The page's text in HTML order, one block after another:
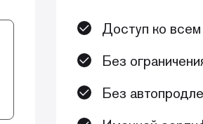
Доступ ко
Без
Без